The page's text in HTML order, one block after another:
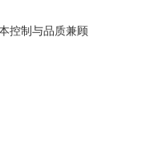
控制与品质兼顾